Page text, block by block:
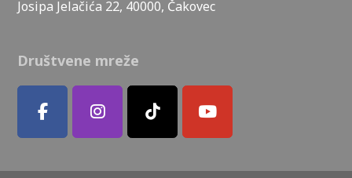
Josipa Jelačića 22, 40000, Čakovec
Društvene mreže